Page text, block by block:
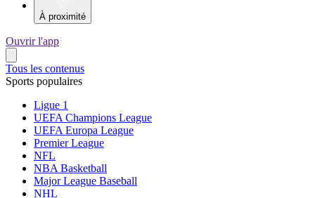
À proximité
Ouvrir l'app
Tous les contenus
Sports populaires
Ligue 1
UEFA Champions League
UEFA Europa League
Premier League
NFL
NBA Basketball
Major League Baseball
NHL